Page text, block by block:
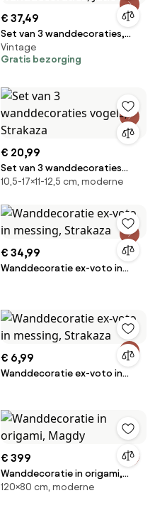
€ 37,49
Set van 3 wanddecoraties,
Jutlo
Vintage
Gratis bezorging
€ 20,99
Set van 3 wanddecoraties
vogels, Strakaza
10,5-17×11-12,5 cm, moderne
€ 34,99
Wanddecoratie ex-voto in
€ 6,99
Wanddecoratie ex-voto in
€ 399
Wanddecoratie in origami,
Magdy
120×80 cm, moderne